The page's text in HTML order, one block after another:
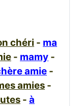
chéri - ma
- mamy -
amie -
amies -
- à